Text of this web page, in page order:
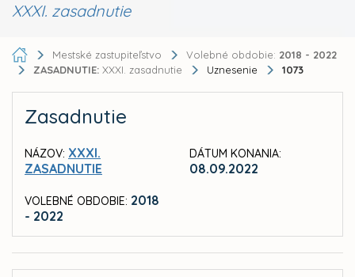
XXXI. zasadnutie
Mestské zastupiteľstvo Volebné obdobie: 2018 - 2022
ZASADNUTIE: XXXI. zasadnutie Uznesenie 1073
Zasadnutie
NÁZOV: XXXI.
ZASADNUTIE
VOLEBNÉ OBDOBIE: 2018
- 2022
DÁTUM KONANIA:
08.09.2022